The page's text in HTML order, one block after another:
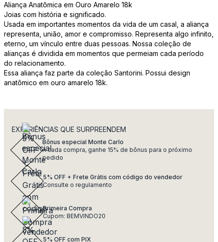
Aliança Anatômica em Ouro Amarelo 18k
Joias com história e significado.
Usada em importantes momentos da vida de um casal, a aliança
representa, união, amor e compromisso. Representa algo infinito,
eterno, um vínculo entre duas pessoas. Nossa coleção de
alianças é dividida em momentos que permeiam cada período
do relacionamento.
Essa aliança faz parte da coleção Santorini. Possui design
anatômico em ouro amarelo 18k.
EXPERIÊNCIAS QUE SURPREENDEM
Bônus especial Monte Carlo
A cada compra, ganhe 15% de bônus para o próximo
pedido
5% OFF + Frete Grátis com código do vendedor
Consulte o regulamento
Primeira Compra
Cupom: BEMVINDO20
5% OFF com PIX